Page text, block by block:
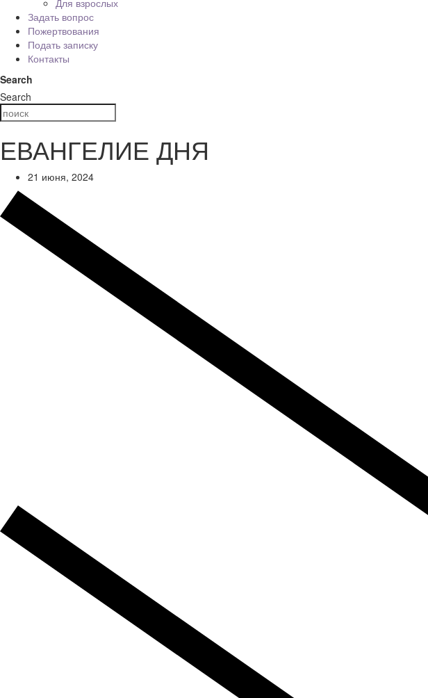
Для взрослых
Задать вопрос
Пожертвования
Подать записку
Контакты
Search
Search
ЕВАНГЕЛИЕ ДНЯ
21 июня, 2024